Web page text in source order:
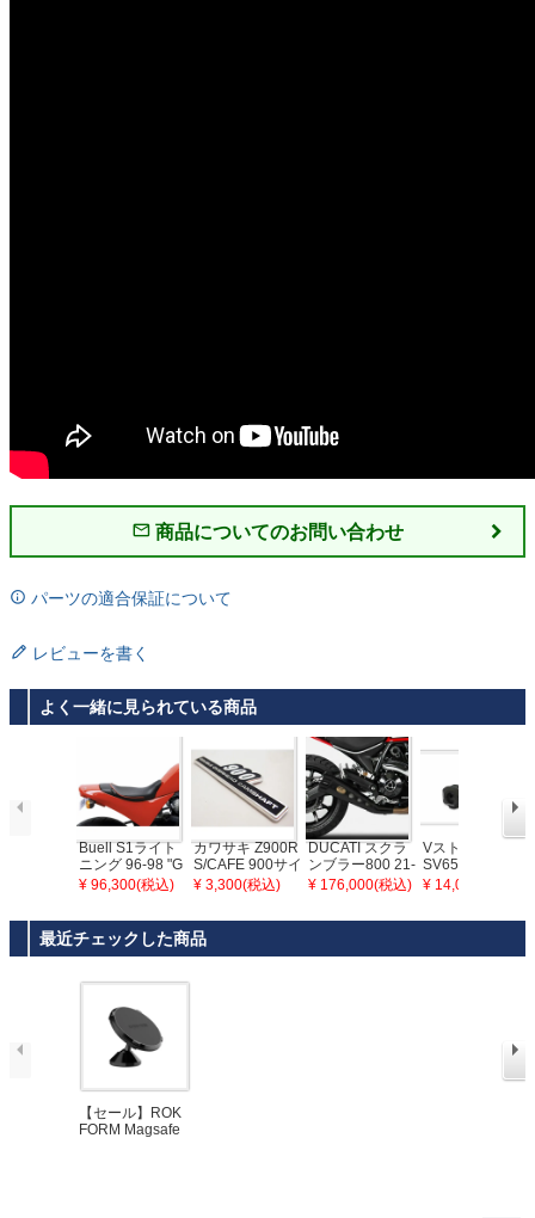
商品についてのお問い合わせ
パーツの適合保証について
レビューを書く
よく一緒に見られている商品
Buell S1ライト
ニング 96-98 "G
UNFIGHTER" ガ
ンファイターシ
ビン)
¥ 96,300(税込)
カワサキ Z900R
S/CAFE 900サイ
ドカバーエンブ
レム DOREMI C
¥ 3,300(税込)
DUCATI スクラ
ンブラー800 21-
22 スリップオン
マフラー "スペシ
¥ 176,000(税込)
Vストローム250,
SV650 ハンドル
ライザー 15ｍｍ
ブラック SW-M
¥ 14,000(税込)
最近チェックした商品
【セール】ROK
FORM Magsafe